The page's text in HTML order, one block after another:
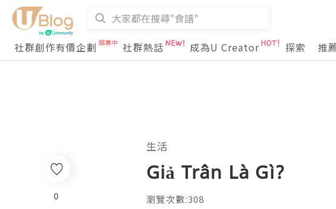
社群創作有價企劃
社群熱話 成為U Creator 探索 推
生活
Giả Trân Là Gì?
瀏覽次數:308
0